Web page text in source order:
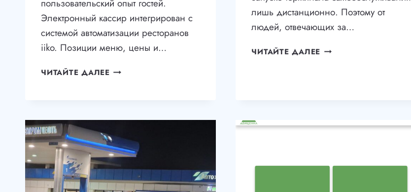
пользовательский опыт гостей.
Электронный кассир интегрирован с
системой автоматизации ресторанов
iiko. Позиции меню, цены и…
ЧИТАЙТЕ ДАЛЕЕАВТОМАТИЗАЦИЯ
КАФЕ
РЕСТОРАНАХ
лишь дистанционно. Поэтому от
людей, отвечающих за…
ЧИТАЙТЕ ДАЛЕЕ ТЕРМИНАЛ